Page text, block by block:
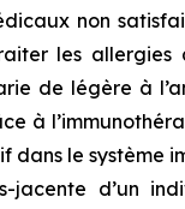
non
les
de légère à
à
le système
d’un